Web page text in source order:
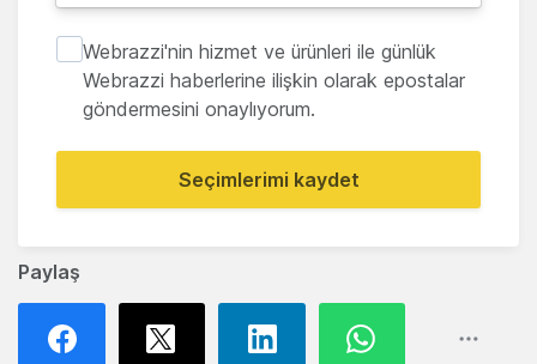
Paylaş
Webrazzi'nin hizmet ve ürünleri ile günlük
Webrazzi haberlerine ilişkin olarak epostalar
göndermesini onaylıyorum.
Seçimlerimi kaydet